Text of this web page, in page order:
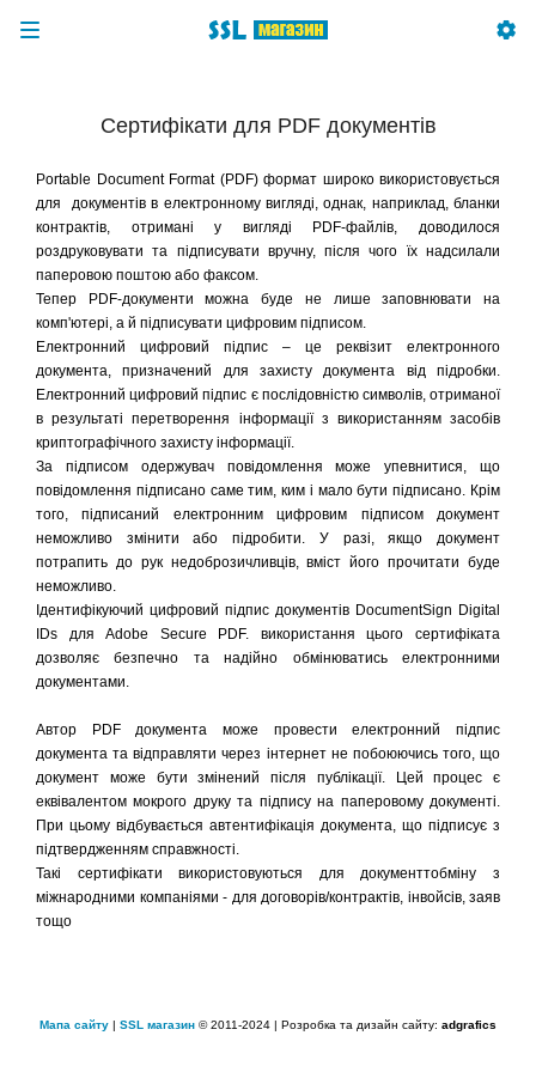
Сертифікати для PDF документів
Portable Document Format (PDF) формат широко використовується
для документів в електронному вигляді, однак, наприклад, бланки
контрактів, отримані у вигляді PDF-файлів, доводилося
роздруковувати та підписувати вручну, після чого їх надсилали
паперовою поштою або факсом.
Тепер PDF-документи можна буде не лише заповнювати на
комп'ютері, а й підписувати цифровим підписом.
Електронний цифровий підпис – це реквізит електронного
документа, призначений для захисту документа від підробки.
Електронний цифровий підпис є послідовністю символів, отриманої
в результаті перетворення інформації з використанням засобів
криптографічного захисту інформації.
За підписом одержувач повідомлення може упевнитися, що
повідомлення підписано саме тим, ким і мало бути підписано. Крім
того, підписаний електронним цифровим підписом документ
неможливо змінити або підробити. У разі, якщо документ
потрапить до рук недоброзичливців, вміст його прочитати буде
неможливо.
Ідентифікуючий цифровий підпис документів DocumentSign Digital
IDs для Adobe Secure PDF. використання цього сертифіката
дозволяє безпечно та надійно обмінюватись електронними
документами.
Автор PDF документа може провести електронний підпис
документа та відправляти через інтернет не побоюючись того, що
документ може бути змінений після публікації. Цей процес є
еквівалентом мокрого друку та підпису на паперовому документі.
При цьому відбувається автентифікація документа, що підписує з
підтвердженням справжності.
Такі сертифікати використовуються для документтобміну з
міжнародними компаніями - для договорів/контрактів, інвойсів, заяв
тощо
Мапа сайту | SSL магазин © 2011-2024 | Розробка та дизайн сайту: adgrafics